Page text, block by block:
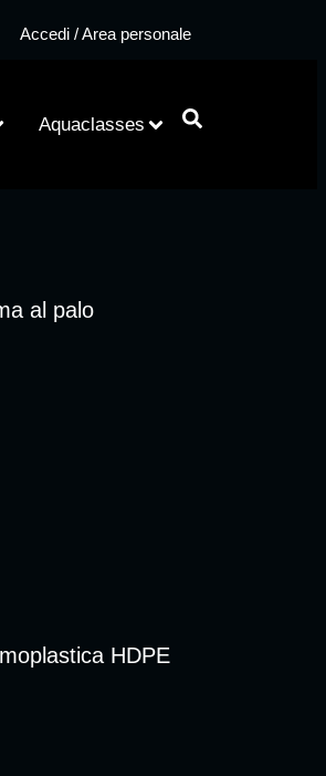
Accedi / Area personale
Aquaclasses
al palo
HDPE